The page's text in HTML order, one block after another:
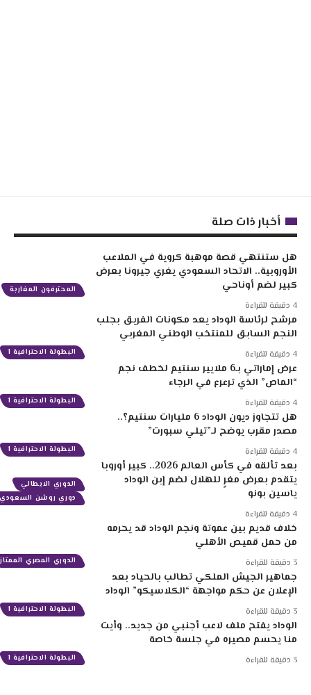
أخبار ذات صلة
المحترفون المغاربة
هل ستنتهي قصة موهبة كروية في الملاعب
الأوروبية.. الاتحاد السعودي يغري جيرونا بعرض
كبير لضم أوناحي
البطولة الاحترافية 1
مرشح لرئاسة الوداد يعد مكونات الفريق بجلب
النجم السابق للمنتخب الوطني المغربي
البطولة الاحترافية 1
عرض إماراتي بـ6 ملايير سنتيم لخطف نجم
“الماص” الذي ترعرع في الرجاء
البطولة الاحترافية 1
هل تتجاوز ديون الوداد 6 مليارات سنتيم؟..
مصدر مقرب يوضح لـ”تيلي سبورت”
الدوري الايطالي
دوري روشن السعودي
بعد تألقه في كأس العالم 2026.. كبير أوروبا
يتقدم بعرض مغرٍ للهلال لضم إبن الوداد
ياسين بونو
الدوري المصري الممتاز
خلاف قديم بين عموتة ونجم الوداد قد يحرمه
من حمل قميص الأهلي
البطولة الاحترافية 1
جماهير الجيش الملكي تطالب بالحياد بعد
الإعلان عن حكم مواجهة “الكلاسيكو” الوداد
البطولة الاحترافية 1
الوداد يفتح ملف لاعب أجنبي من جديد.. وأيت
منا يحسم مصيره في جلسة خاصة